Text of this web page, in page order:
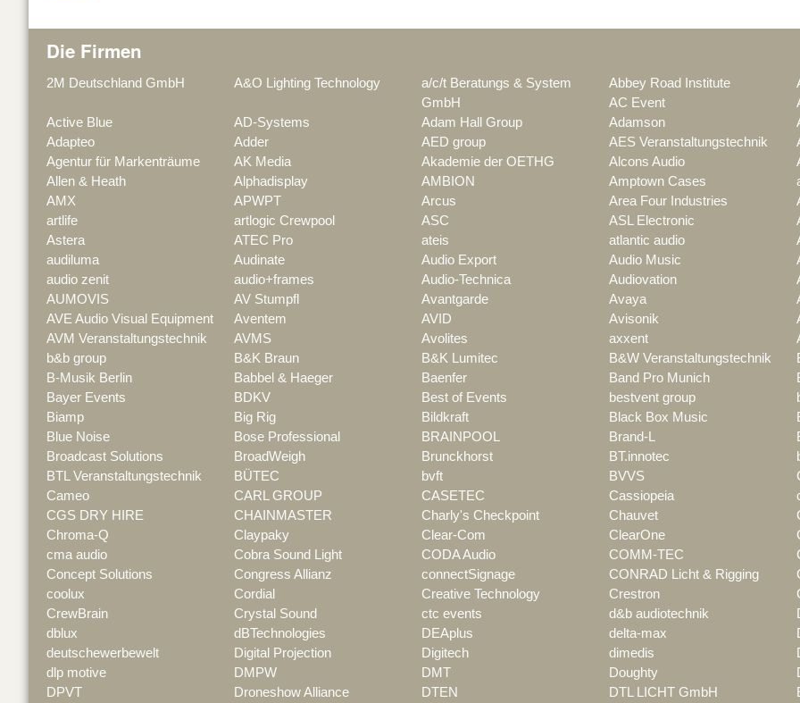
Die Firmen
2M Deutschland GmbH A&O Lighting Technology
a/c/t Beratungs & System
GmbH
Abbey Road Institute
AC Event
Active Blue
AD-Systems Adam Hall Group Adamson
Adapteo
Adder AED group AES Veranstaltungstechnik
Agentur für Markenträume
AK Media Akademie der OETHG Alcons Audio
Allen & Heath
Alphadisplay AMBION Amptown Cases
AMX
APWPT Arcus Area Four Industries
artlife
artlogic Crewpool ASC ASL Electronic
Astera
ATEC Pro ateis atlantic audio
audiluma
Audinate Audio Export Audio Music
audio zenit
audio+frames Audio-Technica Audiovation
AUMOVIS
AV Stumpfl Avantgarde Avaya
AVE Audio Visual Equipment
Aventem AVID Avisonik
AVM Veranstaltungstechnik
AVMS Avolites axxent
b&b group
B&K Braun B&K Lumitec B&W Veranstaltungstechnik
B-Musik Berlin
Babbel & Haeger Baenfer Band Pro Munich
Bayer Events
BDKV Best of Events bestvent group
Biamp
Big Rig Bildkraft Black Box Music
Blue Noise
Bose Professional BRAINPOOL Brand-L
Broadcast Solutions
BroadWeigh Brunckhorst BT.innotec
BTL Veranstaltungstechnik
BÜTEC bvft BVVS
Cameo
CARL GROUP CASETEC Cassiopeia
CGS DRY HIRE
CHAINMASTER Charly's Checkpoint Chauvet
Chroma-Q
Claypaky Clear-Com ClearOne
cma audio
Cobra Sound Light CODA Audio COMM-TEC
Concept Solutions
Congress Allianz connectSignage CONRAD Licht & Rigging
coolux
Cordial Creative Technology Crestron
CrewBrain
Crystal Sound ctc events d&b audiotechnik
dblux
dBTechnologies DEAplus delta-max
deutschewerbewelt
Digital Projection Digitech dimedis
dlp motive
DMPW DMT Doughty
DPVT
Droneshow Alliance DTEN DTL LICHT GmbH